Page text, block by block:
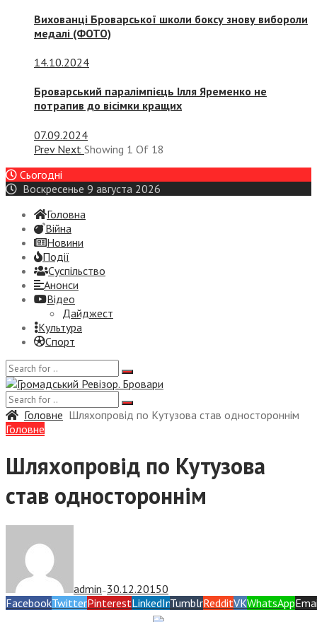
Вихованці Броварської школи боксу знову вибороли
медалі (ФОТО)
14.10.2024
Броварський паралімпієць Ілля Яременко не
потрапив до вісімки кращих
07.09.2024
Prev Next Showing 1 Of 18
Сьогодні
Воскресенье 9 августа 2026
Головна
Війна
Новини
Події
Суспiльство
Анонси
Відео
Дайджест
Культура
Спорт
Головне Шляхопровід по Кутузова став одностороннім
Головне
Шляхопровід по Кутузова
став одностороннім
admin — 30.12.20150
FacebookTwitterPinterestLinkedInTumblrRedditVKWhatsApp